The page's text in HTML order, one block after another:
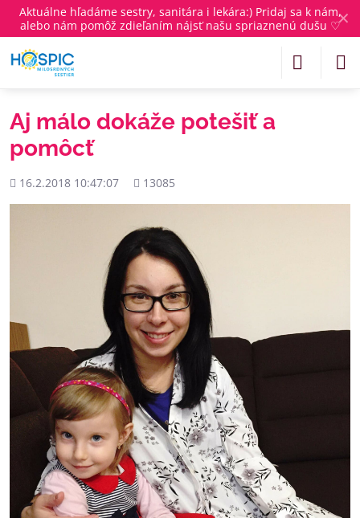
✕
Aktuálne hľadáme sestry, sanitára i lekára:) Pridaj sa k nám,
alebo nám pomôž zdieľaním nájsť našu spriaznenú dušu ♡
Aj málo dokáže potešiť a
pomôcť
Pridané
16.2.2018 10:47:07
Počet
13085